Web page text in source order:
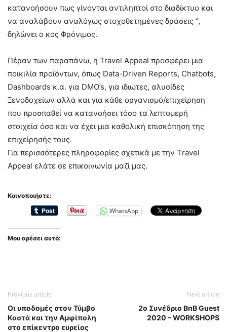
κατανοήσουν πως γίνονται αντιληπτοί στο διαδίκτυο και
να αναλάβουν αναλόγως στοχοθετημένες δράσεις “,
δηλώνει ο κος Φρόνιμος.
Πέραν των παραπάνω, η Travel Appeal προσφέρει μια
ποικιλία προϊόντων, όπως Data-Driven Reports, Chatbots,
Dashboards κ.α. για DMO’s, για ιδιώτες, αλυσίδες
Ξενοδοχείων αλλά και για κάθε οργανισμό/επιχείρηση
που προσπαθεί να κατανοήσει τόσο τα λεπτομερή
στοιχεία όσο και να έχει μια καθολική επισκόπηση της
επιχείρησής τους.
Για περισσότερες πληροφορίες σχετικά με την Τravel
Appeal ελάτε σε επικοινωνία μαζί μας.
Κοινοποιήστε:
WhatsApp
Μου αρέσει αυτό:
Previous article
Οι υποδομές στον Τύμβο
Καστά και την Αμφίπολη
στο επίκεντρο ευρείας
Next article
2ο Συνέδριο BnB Guest
2020 – WORKSHOPS